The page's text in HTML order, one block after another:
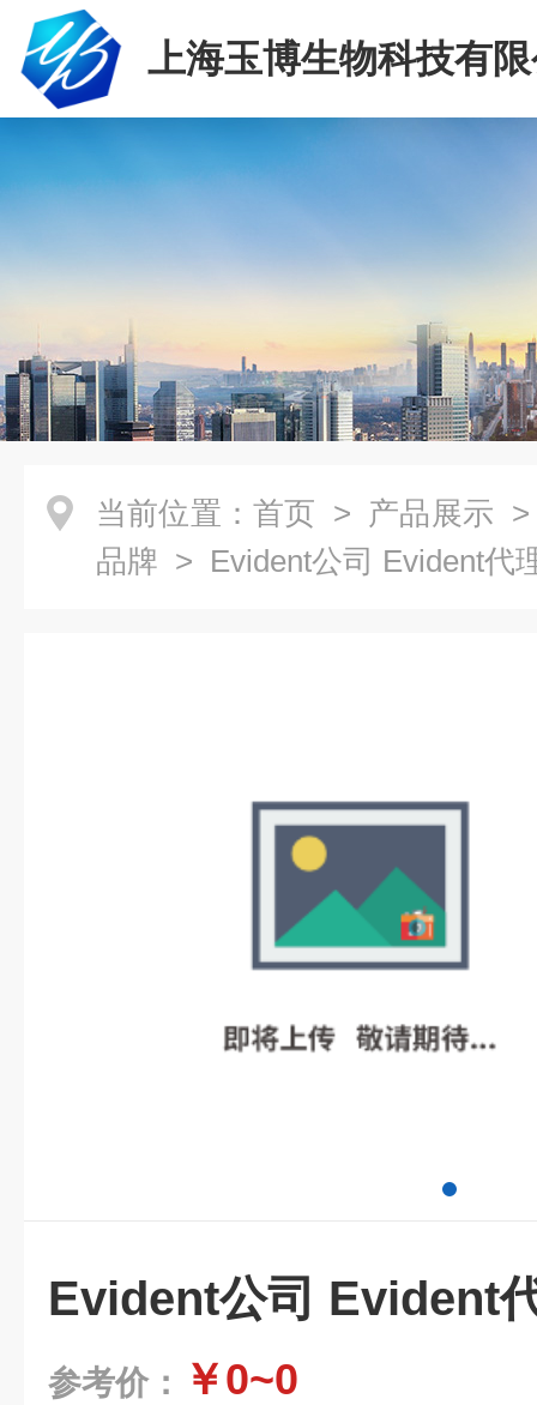
上海玉博生物科技有
当前位置： 首页 > 产品展示
品牌 > Evident公司 Evident代
Evident公司 Evident
参考价： ￥0~0